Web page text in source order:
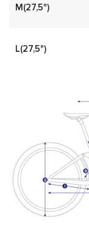
M(27,5")
L(27,5")